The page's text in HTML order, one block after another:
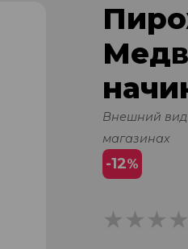
Внешний вид
магазинах
-12%